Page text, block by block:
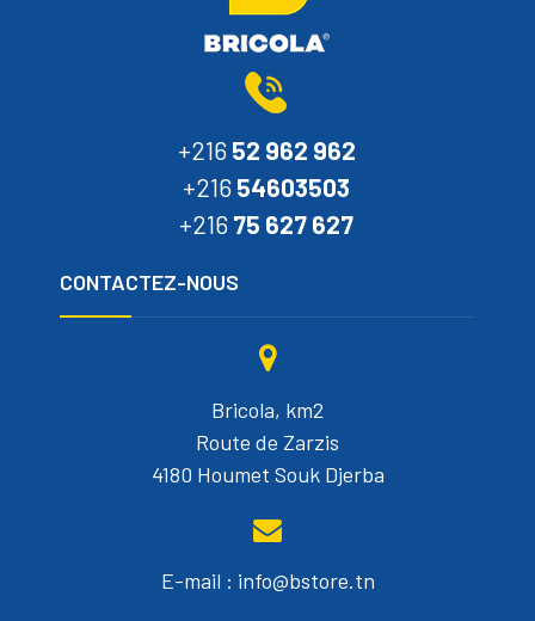
+216 52 962 962
+216 54603503
+216 75 627 627
CONTACTEZ-NOUS
Bricola, km2
Route de Zarzis
4180 Houmet Souk Djerba
E-mail : info@bstore.tn